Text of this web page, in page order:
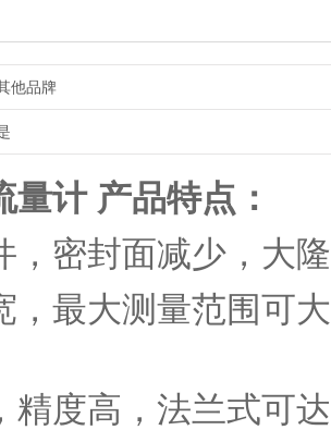
他品牌
量计产品特点：
，密封面减少，大
，最大测量范围可
精度高，法兰式可